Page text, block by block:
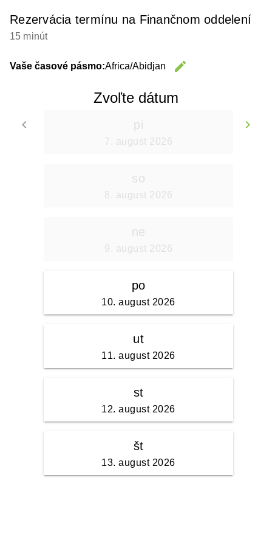
Rezervácia termínu na Finančnom oddelení
15 minút
Vaše časové pásmo:Africa/Abidjan
edit
Zvoľte dátum
keyboard_arrow_left
Go back
keyboard_arrow_right
pi
7. august 2026
so
8. august 2026
ne
9. august 2026
po
10. august 2026
ut
11. august 2026
st
12. august 2026
št
13. august 2026